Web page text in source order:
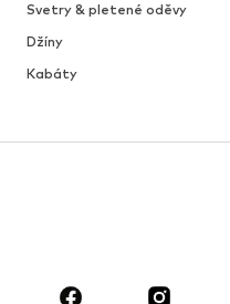
Svetry & pletené oděvy
Džíny
Kabáty
Sukně
Doplňky